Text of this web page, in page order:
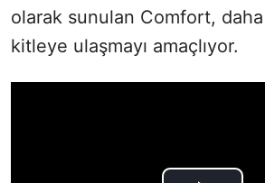
olarak sunulan Comfort,
kitleye ulaşmayı amaçlıyor.